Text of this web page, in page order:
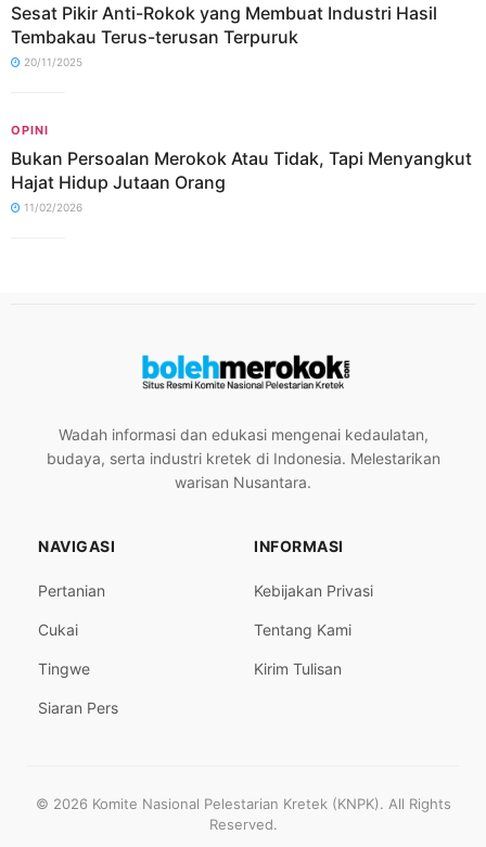
Sesat Pikir Anti-Rokok yang Membuat Industri Hasil
Tembakau Terus-terusan Terpuruk
20/11/2025
OPINI
Bukan Persoalan Merokok Atau Tidak, Tapi Menyangkut
Hajat Hidup Jutaan Orang
11/02/2026
Wadah informasi dan edukasi mengenai kedaulatan,
budaya, serta industri kretek di Indonesia. Melestarikan
warisan Nusantara.
NAVIGASI
Pertanian
Cukai
Tingwe
Siaran Pers
INFORMASI
Kebijakan Privasi
Tentang Kami
Kirim Tulisan
© 2026 Komite Nasional Pelestarian Kretek (KNPK). All Rights
Reserved.